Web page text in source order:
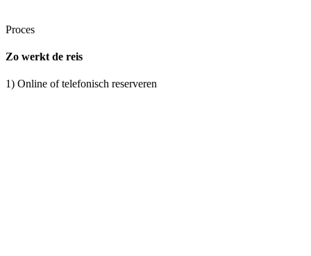
Proces
Zo werkt de reis
1) Online of telefonisch reserveren